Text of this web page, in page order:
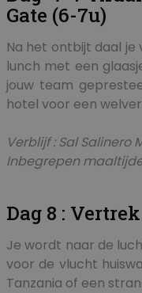
Gate (6-7u)
Na het ontbijt daal
lunch met een
jouw team
hotel voor een
Verblijf : Sal Salinero
Inbegrepen
Dag 8 :
Je wordt naar de
voor de vlucht
Tanzania of een